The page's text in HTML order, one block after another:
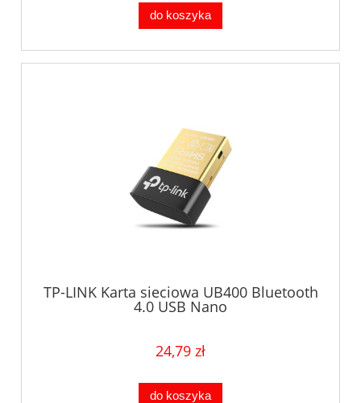
do koszyka
TP-LINK Karta sieciowa UB400 Bluetooth
4.0 USB Nano
24,79 zł
do koszyka